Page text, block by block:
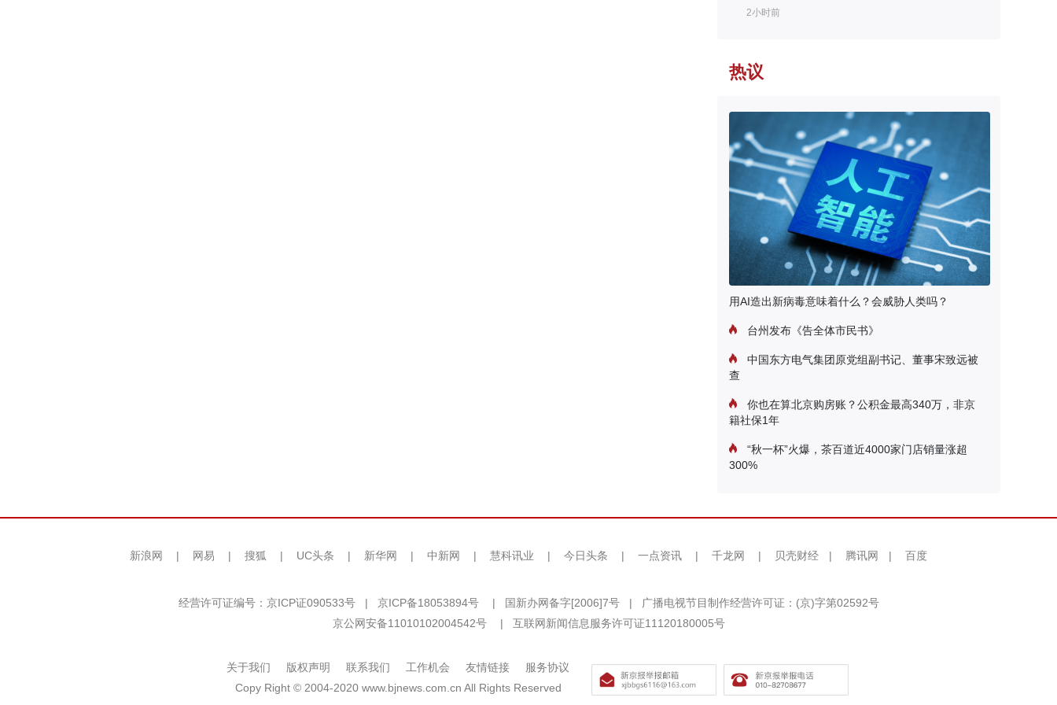
2小时前
热议
用AI造出新病毒意味着什么？会威胁人类吗？
台州发布《告全体市民书》
中国东方电气集团原党组副书记、董事宋致远被
查
你也在算北京购房账？公积金最高340万，非京
籍社保1年
“秋一杯”火爆，茶百道近4000家门店销量涨超
300%
新浪网 | 网易 | 搜狐 | UC头条 | 新华网 | 中新网 | 慧科讯业 | 今日头条 | 一点资讯 | 千龙网 | 贝壳财经 | 腾讯网 | 百度
经营许可证编号：京ICP证090533号 | 京ICP备18053894号 | 国新办网备字[2006]7号 |
广播电视节目制作经营许可证：(京)字第02592号
京公网安备11010102004542号
| 互联网新闻信息服务许可证11120180005号
关于我们 版权声明 联系我们 工作机会 友情链接
服务协议
Copy Right © 2004-2020 www.bjnews.com.cn All Rights Reserved